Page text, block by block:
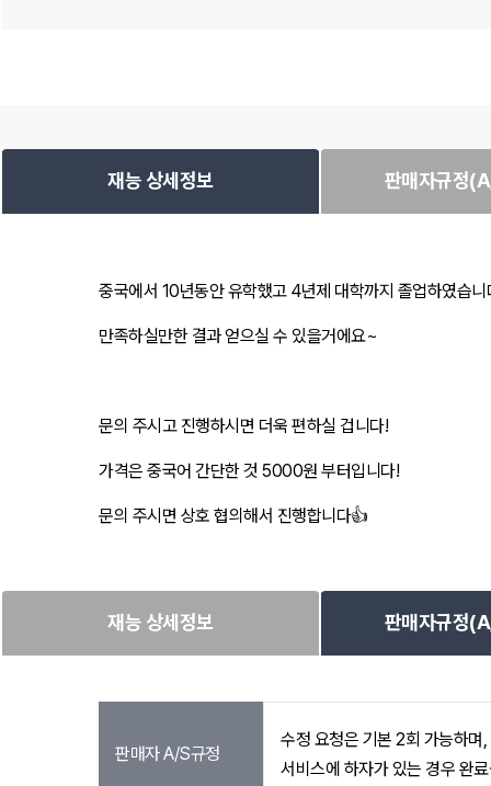
재능 상세정보 판매자규정
중국에서 10년동안 유학했고 4년제 대학까지 졸업하였습
만족하실만한 결과 얻으실 수 있을거에요~
문의 주시고 진행하시면 더욱 편하실 겁니다!
가격은 중국어 간단한 것 5000원 부터입니다!
문의 주시면 상호 협의해서 진행합니다👍
재능 상세정보 판매자규정
판매자 A/S규정
수정 요청은 기본 2회 가능하며
서비스에 하자가 있는 경우 완